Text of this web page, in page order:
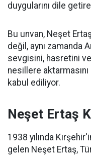
duygularını dile
Bu unvan, Neşet
değil, aynı zamanda
sevgisini, hasretini
nesillere
kabul ediliyor.
Neşet Ertaş
1938 yılında
gelen Neşet Ertaş,